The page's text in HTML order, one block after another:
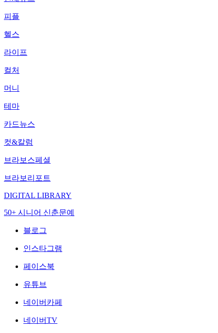
피플
헬스
라이프
컬처
머니
테마
카드뉴스
컷&칼럼
브라보스페셜
브라보리포트
DIGITAL LIBRARY
50+ 시니어 신춘문예
블로그
인스타그램
페이스북
유튜브
네이버카페
네이버TV